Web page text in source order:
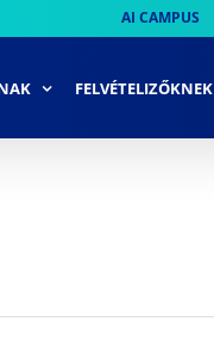
AI CAMPUS
FELVÉTELIZŐKNEK